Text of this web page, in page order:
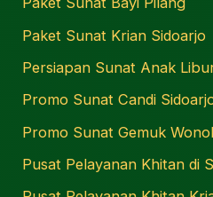
Paket Sunat Krian Sidoarjo
Persiapan Sunat Anak
Promo Sunat Candi
Promo Sunat Gemuk
Pusat Pelayanan Khitan di